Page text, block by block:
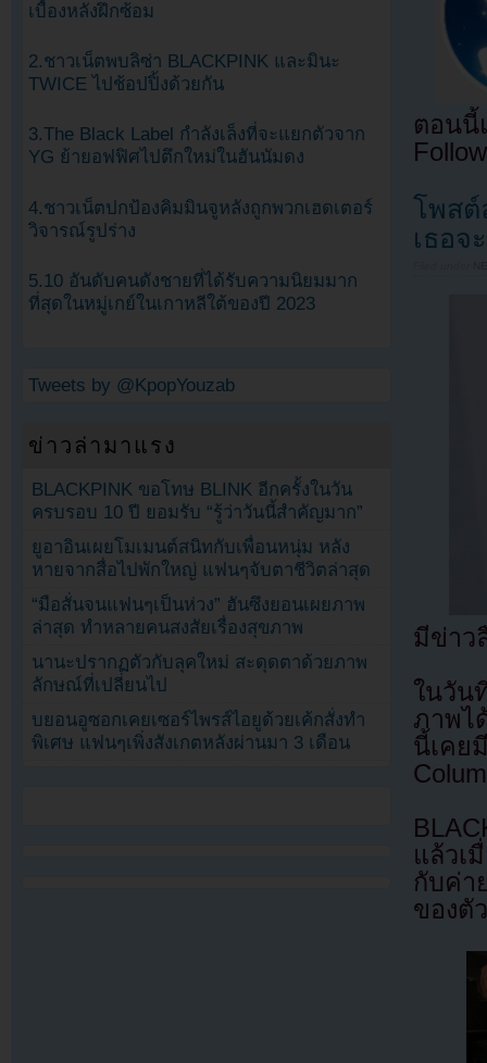
ตอนนี้
โพสต์
เธอจ
มีข่าว
ในวัน
ภาพไ
นี้เคย
แล้วเ
กับค่า
ของตั
เบื้องหลังฝึกซ้อม
2.ชาวเน็ตพบลิซ่า BLACKPINK และมินะ
TWICE ไปช้อปปิ้งด้วยกัน
3.The Black Label กำลังเล็งที่จะแยกตัวจาก
YG ย้ายอฟฟิศไปตึกใหม่ในฮันนัมดง
4.ชาวเน็ตปกป้องคิมมินจูหลังถูกพวกเฮดเตอร์
วิจารณ์รูปร่าง
5.10 อันดับคนดังชายที่ได้รับความนิยมมาก
ที่สุดในหมู่เกย์ในเกาหลีใต้ของปี 2023
Tweets by @KpopYouzab
ข่าวล่ามาแรง
BLACKPINK ขอโทษ BLINK อีกครั้งในวัน
ครบรอบ 10 ปี ยอมรับ “รู้ว่าวันนี้สำคัญมาก”
ยูอาอินเผยโมเมนต์สนิทกับเพื่อนหนุ่ม หลัง
หายจากสื่อไปพักใหญ่ แฟนๆจับตาชีวิตล่าสุด
“มือสั่นจนแฟนๆเป็นห่วง” ฮันซึงยอนเผยภาพ
ล่าสุด ทำหลายคนสงสัยเรื่องสุขภาพ
นานะปรากฏตัวกับลุคใหม่ สะดุดตาด้วยภาพ
ลักษณ์ที่เปลี่ยนไป
บยอนอูซอกเคยเซอร์ไพรส์ไอยูด้วยเค้กสั่งทำ
พิเศษ แฟนๆเพิ่งสังเกตหลังผ่านมา 3 เดือน